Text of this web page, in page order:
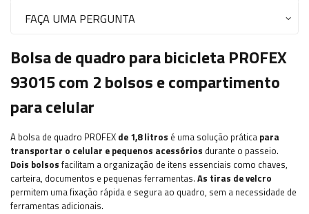
FAÇA UMA PERGUNTA
Bolsa de quadro para bicicleta PROFEX
93015 com 2 bolsos e compartimento
para celular
A bolsa de quadro PROFEX de 1,8 litros é uma solução prática para
transportar o celular e pequenos acessórios durante o passeio.
Dois bolsos facilitam a organização de itens essenciais como chaves,
carteira, documentos e pequenas ferramentas. As tiras de velcro
permitem uma fixação rápida e segura ao quadro, sem a necessidade de
ferramentas adicionais.